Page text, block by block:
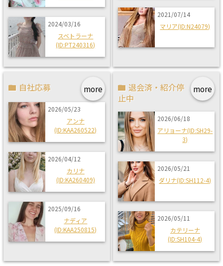
2024/03/16
スベトラーナ
(ID:PT240316)
2021/07/14
マリア(ID:N24079)
more
自社応募
2026/05/23
アンナ
(ID:KAA260522)
2026/04/12
カリナ
(ID:KA260409)
2025/09/16
ナディア
(ID:KAA250815)
more
退会済・紹介停
止中
2026/06/18
アリョーナ(ID:SH29-
3)
2026/05/21
ダリナ(ID:SH112-4)
2026/05/11
カテリーナ
(ID:SH104-4)